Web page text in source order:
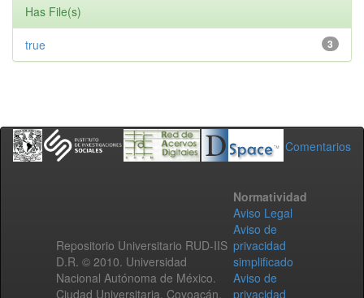
Has File(s)
3
true
Comentarios
Repositorio Universitario RUD-IIS
D.R. © 2010. Universidad
Nacional Autónoma de México.
Ciudad Universitaria, Coyoacán,
Normatividad
Aviso Legal
Aviso de
privacidad
simplificado
Aviso de
privacidad